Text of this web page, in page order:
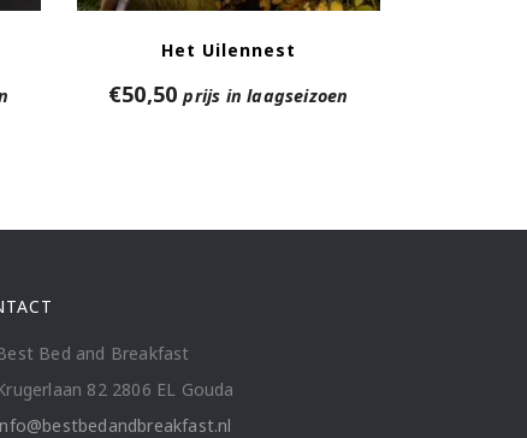
Het Uilennest
€50,50 prijs in laagseizoen
Bed and Breakfast
82 2806 EL Gouda